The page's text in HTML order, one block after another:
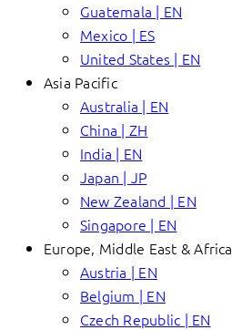
Guatemala | EN
Mexico | ES
United States | EN
Asia Pacific
Australia | EN
China | ZH
India | EN
Japan | JP
New Zealand | EN
Singapore | EN
Europe, Middle East & Africa
Austria | EN
Belgium | EN
Czech Republic | EN